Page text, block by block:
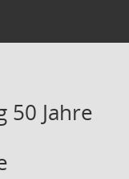
50 Jahre